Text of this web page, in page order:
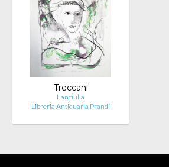
Treccani
Fanciulla
Libreria Antiquaria Prandi